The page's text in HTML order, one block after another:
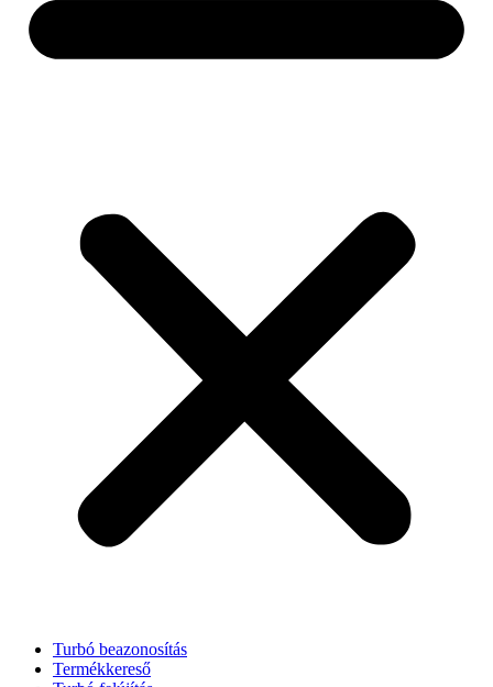
Turbó beazonosítás
Termékkereső